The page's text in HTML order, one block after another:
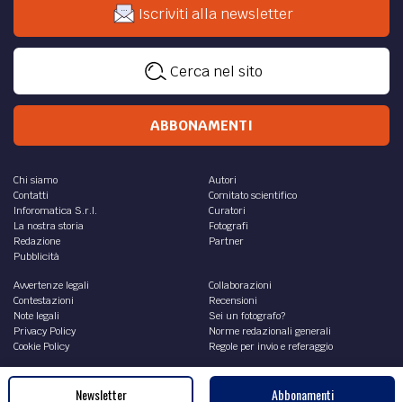
Iscriviti alla newsletter
Cerca nel sito
ABBONAMENTI
Chi siamo
Contatti
Inforomatica S.r.l.
La nostra storia
Redazione
Pubblicità
Autori
Comitato scientifico
Curatori
Fotografi
Partner
Avvertenze legali
Contestazioni
Note legali
Privacy Policy
Cookie Policy
Collaborazioni
Recensioni
Sei un fotografo?
Norme redazionali generali
Regole per invio e referaggio
RSS contributi
Newsletter Abbonamenti